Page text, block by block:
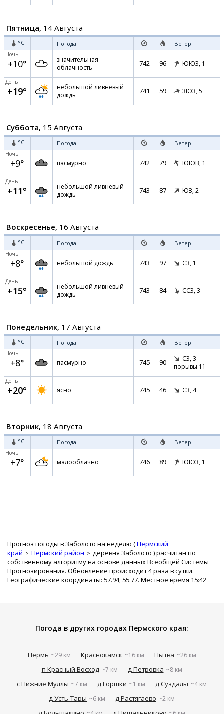
Пятница, 14 Августа
°C Погода Ветер
Ночь
+10°
значительная
облачность
742 96 ЮЮЗ, 1
День
+19°
небольшой ливневый
дождь
741 59 ЗЮЗ, 5
Суббота, 15 Августа
°C Погода Ветер
Ночь
+9° пасмурно 742 79 ЮЮВ, 1
День
+11°
небольшой ливневый
дождь
743 87 ЮЗ, 2
Воскресенье, 16 Августа
°C Погода Ветер
Ночь
+8° небольшой дождь 743 97 СЗ, 1
День
+15°
небольшой ливневый
дождь
743 84 ССЗ, 3
Понедельник, 17 Августа
°C Погода Ветер
Ночь
+8° пасмурно 745 90 СЗ, 3
порывы 11
День
+20° ясно 745 46 СЗ, 4
Вторник, 18 Августа
°C Погода Ветер
Ночь
+7° малооблачно 746 89 ЮЮЗ, 1
Прогноз погоды в Заболото на неделю (Пермский
край
Пермский район деревня Заболото ) расчитан по
собственному алгоритму на основе данных Всеобщей Системы
Прогнозирования. Обновление происходит 4 раза в сутки.
Географические координаты: 57.94, 55.77. Местное время 15:42
Погода в других городах Пермского края:
Пермь ~29 км Краснокамск ~16 км Нытва ~26 км
п Красный Восход ~7 км д Петровка ~8 км
с Нижние Муллы ~7 км д Горшки ~1 км д Суздалы ~4 км
д Усть-Тары ~6 км д Растягаево ~2 км